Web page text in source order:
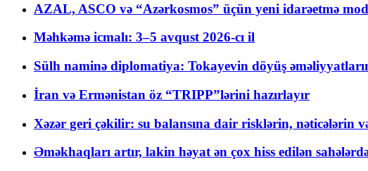
AZAL, ASCO və “Azərkosmos” üçün yeni idarəetmə
Məhkəmə icmalı: 3–5 avqust 2026-cı il
Sülh naminə diplomatiya: Tokayevin döyüş
İran və Ermənistan öz “TRIPP”lərini hazırlayır
Xəzər geri çəkilir: su balansına dair risklərin, nəticələrin
Əməkhaqları artır, lakin həyat ən çox hiss edilən